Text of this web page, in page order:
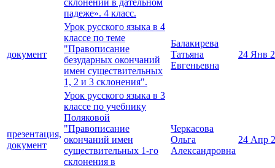
склонений в дательном
падеже». 4 класс.
документ
Урок русского языка в 4
классе по теме
"Правописание
безударных окончаний
имен существительных
1, 2 и 3 склонения".
Балакирева
Татьяна
Евгеньевна
24 Янв
презентация,
документ
Урок русского языка в 3
классе по учебнику
Поляковой
"Правописание
окончаний имен
существительных 1-го
склонения в
Черкасова
Ольга
Александровна
24 Апр